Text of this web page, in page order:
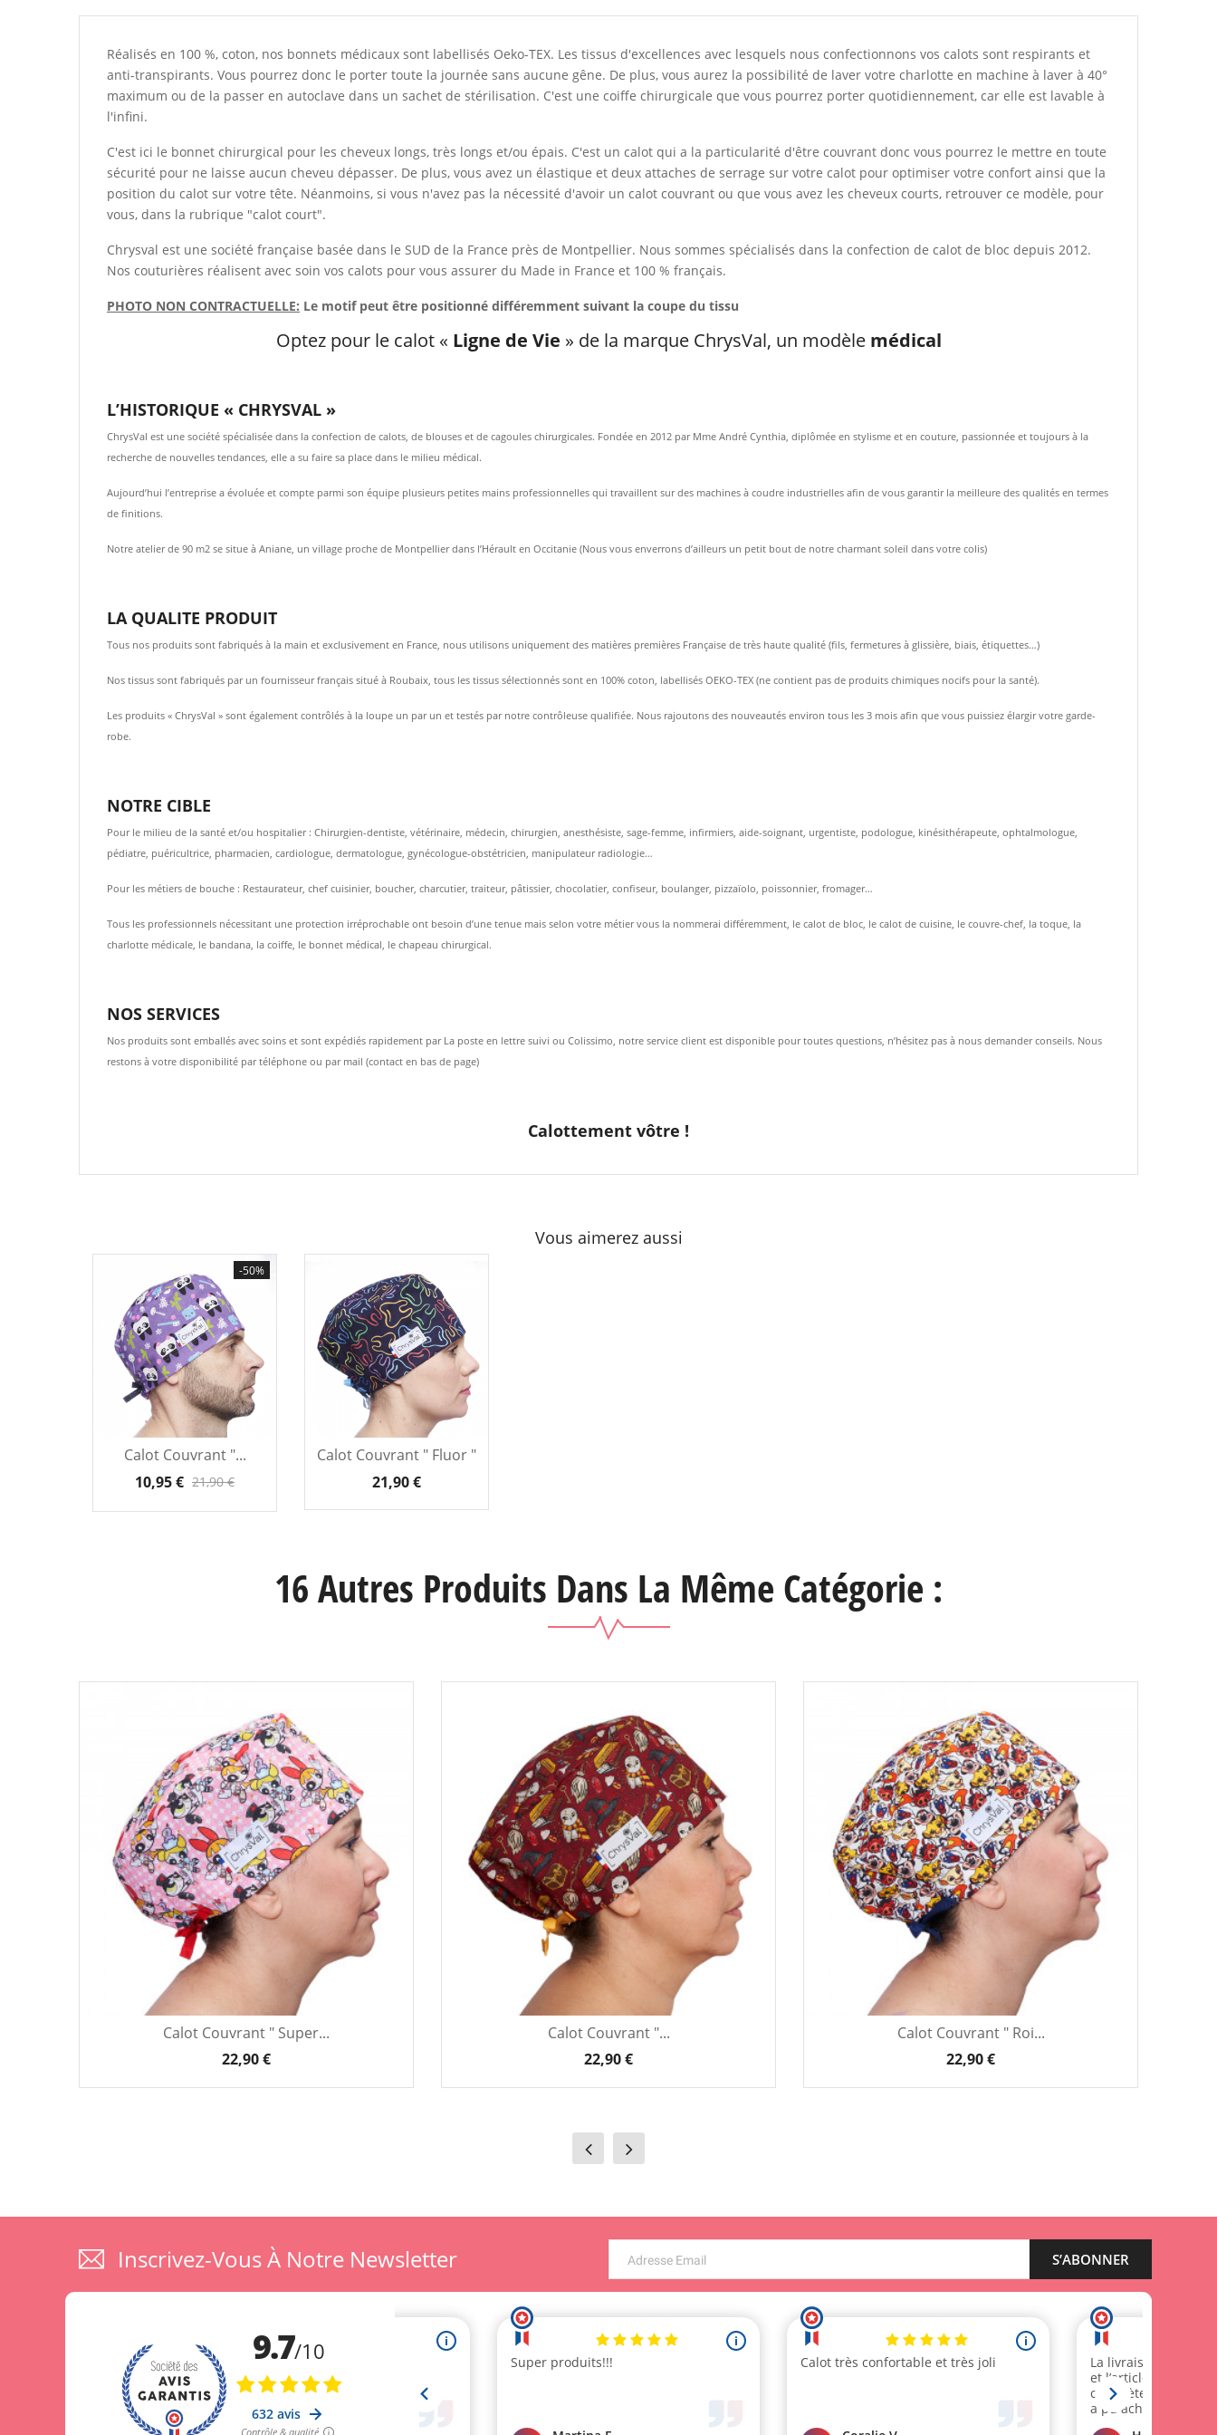
Réalisés en 100 %, coton, nos bonnets médicaux sont labellisés Oeko-TEX. Les tissus d'excellences avec lesquels nous confectionnons vos calots sont respirants et
anti-transpirants. Vous pourrez donc le porter toute la journée sans aucune gêne. De plus, vous aurez la possibilité de laver votre charlotte en machine à laver à 40°
maximum ou de la passer en autoclave dans un sachet de stérilisation. C'est une coiffe chirurgicale que vous pourrez porter quotidiennement, car elle est lavable à
l'infini.
C'est ici le bonnet chirurgical pour les cheveux longs, très longs et/ou épais. C'est un calot qui a la particularité d'être couvrant donc vous pourrez le mettre en toute
sécurité pour ne laisse aucun cheveu dépasser. De plus, vous avez un élastique et deux attaches de serrage sur votre calot pour optimiser votre confort ainsi que la
position du calot sur votre tête. Néanmoins, si vous n'avez pas la nécessité d'avoir un calot couvrant ou que vous avez les cheveux courts, retrouver ce modèle, pour
vous, dans la rubrique "calot court".
Chrysval est une société française basée dans le SUD de la France près de Montpellier. Nous sommes spécialisés dans la confection de calot de bloc depuis 2012.
Nos couturières réalisent avec soin vos calots pour vous assurer du Made in France et 100 % français.
PHOTO NON CONTRACTUELLE: Le motif peut être positionné différemment suivant la coupe du tissu
Optez pour le calot « Ligne de Vie » de la marque ChrysVal, un modèle médical
L’HISTORIQUE « CHRYSVAL »
ChrysVal est une société spécialisée dans la confection de calots, de blouses et de cagoules chirurgicales. Fondée en 2012 par Mme André Cynthia, diplômée en stylisme et en couture, passionnée et toujours à la
recherche de nouvelles tendances, elle a su faire sa place dans le milieu médical.
Aujourd’hui l’entreprise a évoluée et compte parmi son équipe plusieurs petites mains professionnelles qui travaillent sur des machines à coudre industrielles afin de vous garantir la meilleure des qualités en termes
de finitions.
Notre atelier de 90 m2 se situe à Aniane, un village proche de Montpellier dans l’Hérault en Occitanie (Nous vous enverrons d’ailleurs un petit bout de notre charmant soleil dans votre colis)
LA QUALITE PRODUIT
Tous nos produits sont fabriqués à la main et exclusivement en France, nous utilisons uniquement des matières premières Française de très haute qualité (fils, fermetures à glissière, biais, étiquettes…)
Nos tissus sont fabriqués par un fournisseur français situé à Roubaix, tous les tissus sélectionnés sont en 100% coton, labellisés OEKO-TEX (ne contient pas de produits chimiques nocifs pour la santé).
Les produits « ChrysVal » sont également contrôlés à la loupe un par un et testés par notre contrôleuse qualifiée. Nous rajoutons des nouveautés environ tous les 3 mois afin que vous puissiez élargir votre garde-
robe.
NOTRE CIBLE
Pour le milieu de la santé et/ou hospitalier : Chirurgien-dentiste, vétérinaire, médecin, chirurgien, anesthésiste, sage-femme, infirmiers, aide-soignant, urgentiste, podologue, kinésithérapeute, ophtalmologue,
pédiatre, puéricultrice, pharmacien, cardiologue, dermatologue, gynécologue-obstétricien, manipulateur radiologie…
Pour les métiers de bouche : Restaurateur, chef cuisinier, boucher, charcutier, traiteur, pâtissier, chocolatier, confiseur, boulanger, pizzaïolo, poissonnier, fromager…
Tous les professionnels nécessitant une protection irréprochable ont besoin d’une tenue mais selon votre métier vous la nommerai différemment, le calot de bloc, le calot de cuisine, le couvre-chef, la toque, la
charlotte médicale, le bandana, la coiffe, le bonnet médical, le chapeau chirurgical.
NOS SERVICES
Nos produits sont emballés avec soins et sont expédiés rapidement par La poste en lettre suivi ou Colissimo, notre service client est disponible pour toutes questions, n’hésitez pas à nous demander conseils. Nous
restons à votre disponibilité par téléphone ou par mail (contact en bas de page)
Calottement vôtre !
Vous aimerez aussi
-50%
Calot Couvrant "...
10,95 € 21,90 €
Calot Couvrant " Fluor "
21,90 €
16 Autres Produits Dans La Même Catégorie :
Calot Couvrant " Super...
22,90 €
Calot Couvrant "...
22,90 €
Calot Couvrant " Roi...
22,90 €
Inscrivez-Vous À Notre Newsletter